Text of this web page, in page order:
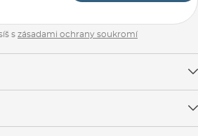
s zásadami ochrany soukromí